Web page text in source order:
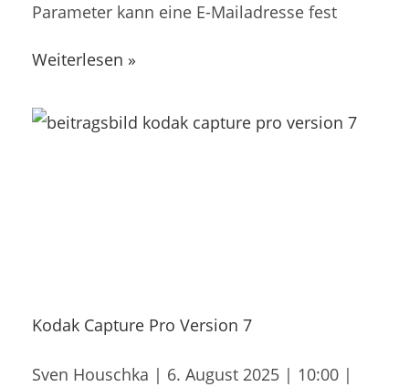
Parameter kann eine E-Mailadresse fest
Weiterlesen »
Kodak Capture Pro Version 7
Sven Houschka 6. August 2025
10:00